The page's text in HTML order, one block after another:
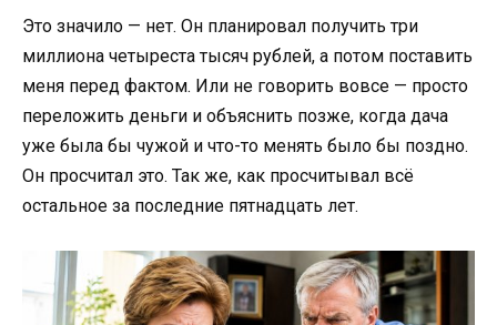
Это значило — нет. Он планировал получить три
миллиона четыреста тысяч рублей, а потом поставить
меня перед фактом. Или не говорить вовсе — просто
переложить деньги и объяснить позже, когда дача
уже была бы чужой и что-то менять было бы поздно.
Он просчитал это. Так же, как просчитывал всё
остальное за последние пятнадцать лет.